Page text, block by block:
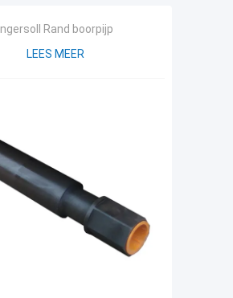
Ingersoll Rand boorpijp
LEES MEER